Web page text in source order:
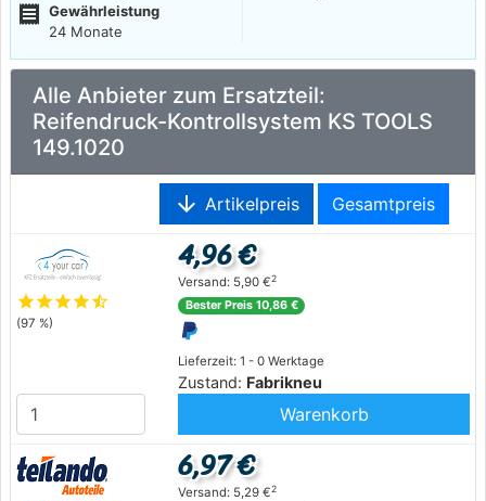
receipt
Gewährleistung
24 Monate
Alle Anbieter zum Ersatzteil:
Reifendruck-Kontrollsystem KS TOOLS
149.1020
arrow_downward Artikelpreis Gesamtpreis
starstarstarstarstar_half
(97 %)
Lieferzeit: 1 - 0 Werktage
Zustand: Fabrikneu
4,96 €
Versand: 5,90 €2
Bester Preis 10,86 €
Warenkorb
6,97 €
Versand: 5,29 €2